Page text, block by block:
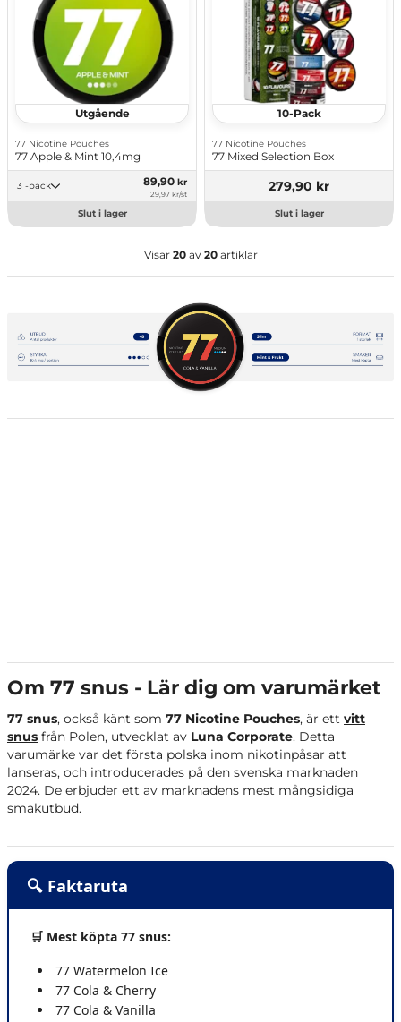
Utgående
77 Nicotine Pouches
77 Apple & Mint 10,4mg
3 -pack 89,90 kr
29,97 kr/st
Slut i lager
10-Pack
77 Nicotine Pouches
77 Mixed Selection Box
279,90 kr
Slut i lager
Visar 20av 20 artiklar
Om 77 snus - Lär dig om varumärket
77 snus, också känt som 77 Nicotine Pouches, är ett vitt
snus från Polen, utvecklat av Luna Corporate. Detta
varumärke var det första polska inom nikotinpåsar att
lanseras, och introducerades på den svenska marknaden
2024. De erbjuder ett av marknadens mest mångsidiga
smakutbud.
🔍 Faktaruta
🛒 Mest köpta 77 snus:
77 Watermelon Ice
77 Cola & Cherry
77 Cola & Vanilla